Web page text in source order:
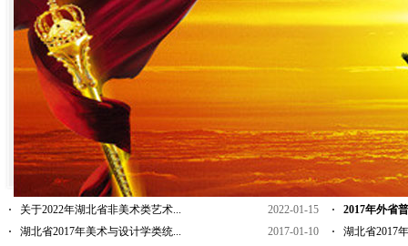
关于2022年湖北省非美术类艺术... 2022-01-15
2017年外省
湖北省2017年美术与设计学类统...
2017-01-10
湖北省2017